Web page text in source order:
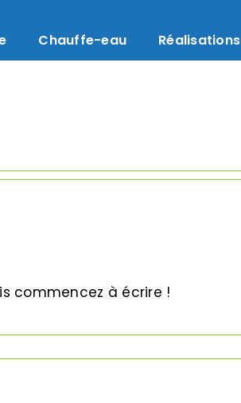
Chauffe-eau Réalisations
commencez à écrire !